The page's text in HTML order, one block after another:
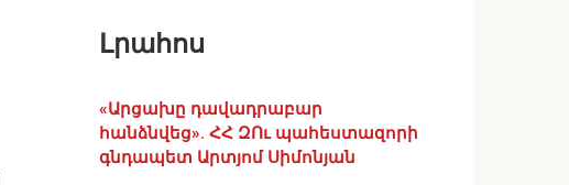
Լրահոս
«Արցախը դավադրաբար
հանձնվեց». ՀՀ ԶՈւ պահեստազորի
գնդապետ Արտյոմ Սիմոնյան